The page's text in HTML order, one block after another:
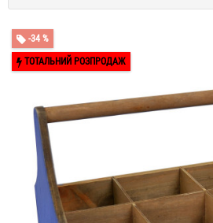
-34 %
ТОТАЛЬНИЙ РОЗПРОДАЖ